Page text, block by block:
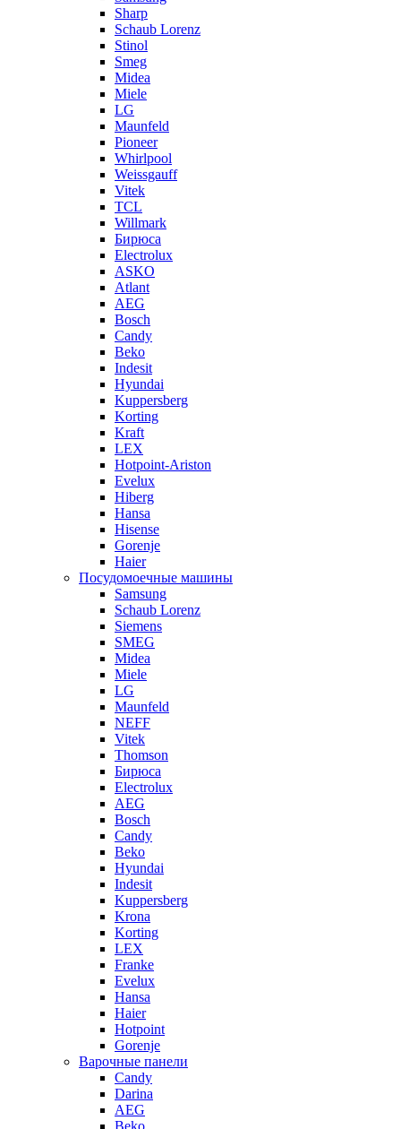
Sharp
Schaub Lorenz
Stinol
Smeg
Midea
Miele
LG
Maunfeld
Pioneer
Whirlpool
Weissgauff
Vitek
TCL
Willmark
Бирюса
Electrolux
ASKO
Atlant
AEG
Bosch
Candy
Beko
Indesit
Hyundai
Kuppersberg
Korting
Kraft
LEX
Hotpoint-Ariston
Evelux
Hiberg
Hansa
Hisense
Gorenje
Haier
Посудомоечные машины
Samsung
Schaub Lorenz
Siemens
SMEG
Midea
Miele
LG
Maunfeld
NEFF
Vitek
Thomson
Бирюса
Electrolux
AEG
Bosch
Candy
Beko
Hyundai
Indesit
Kuppersberg
Krona
Korting
LEX
Franke
Evelux
Hansa
Haier
Hotpoint
Gorenje
Варочные панели
Candy
Darina
AEG